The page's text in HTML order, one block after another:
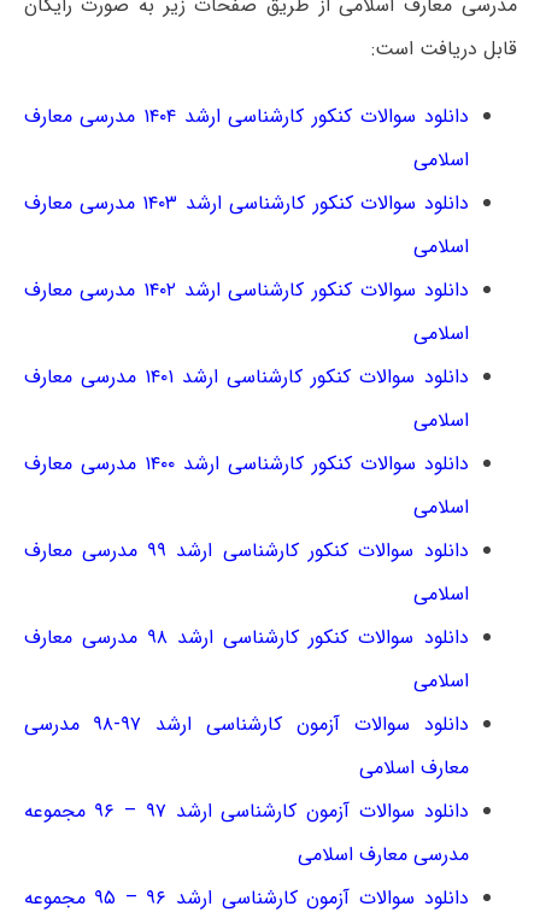
قابل دریافت است:
دانلود سوالات کنکور کارشناسی ارشد ۱۴۰۴ مدرسی معارف
اسلامی
دانلود سوالات کنکور کارشناسی ارشد ۱۴۰۳ مدرسی معارف
اسلامی
دانلود سوالات کنکور کارشناسی ارشد ۱۴۰۲ مدرسی معارف
اسلامی
دانلود سوالات کنکور کارشناسی ارشد ۱۴۰۱ مدرسی معارف
اسلامی
دانلود سوالات کنکور کارشناسی ارشد ۱۴۰۰ مدرسی معارف
اسلامی
دانلود سوالات کنکور کارشناسی ارشد ۹۹ مدرسی معارف
اسلامی
دانلود سوالات کنکور کارشناسی ارشد ۹۸ مدرسی معارف
اسلامی
دانلود سوالات آزمون کارشناسی ارشد ۹۷-۹۸ ﻣﺪرسی
معارف اسلامی
دانلود سوالات آزمون کارشناسی ارشد ۹۷ – ۹۶ مجموعه
مدرسی معارف اسلامی
دانلود سوالات آزمون کارشناسی ارشد ۹۶ – ۹۵ مجموعه